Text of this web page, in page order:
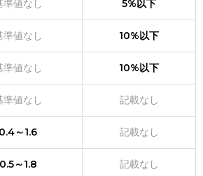
準値なし 5%以下
準値なし 10%以下
準値なし 10%以下
準値なし 記載なし
0.4～1.6 記載なし
0.5～1.8 記載なし